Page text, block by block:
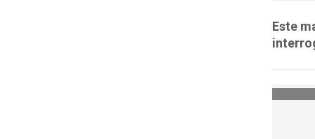
Este